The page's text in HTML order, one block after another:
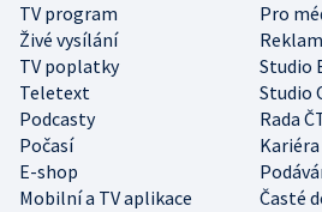
TV program
Pro
Živé vysílání
TV poplatky
Studio
Teletext
Studio
Podcasty
Rada
Počasí
Kariéra
E-shop
Mobilní a TV aplikace
Časté